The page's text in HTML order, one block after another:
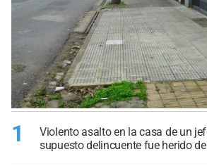
1
Violento asalto en la casa de un
supuesto delincuente fue herido